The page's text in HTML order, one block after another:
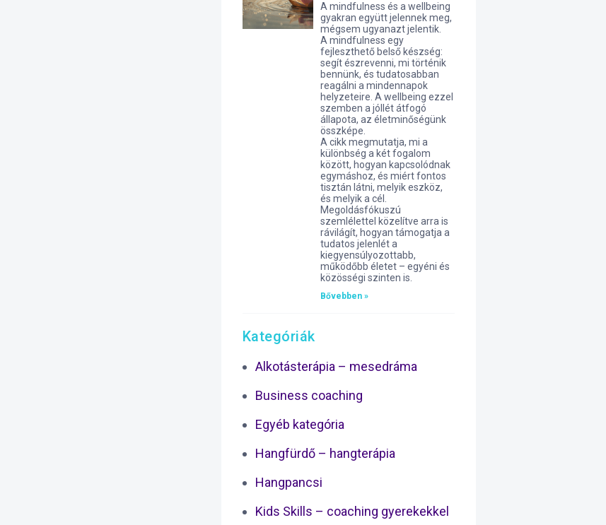
A mindfulness és a wellbeing
gyakran együtt jelennek meg,
mégsem ugyanazt jelentik.
A mindfulness egy
fejleszthető belső készség:
segít észrevenni, mi történik
bennünk, és tudatosabban
reagálni a mindennapok
helyzeteire. A wellbeing ezzel
szemben a jóllét átfogó
állapota, az életminőségünk
összképe.
A cikk megmutatja, mi a
különbség a két fogalom
között, hogyan kapcsolódnak
egymáshoz, és miért fontos
tisztán látni, melyik eszköz,
és melyik a cél.
Megoldásfókuszú
szemlélettel közelítve arra is
rávilágít, hogyan támogatja a
tudatos jelenlét a
kiegyensúlyozottabb,
működőbb életet – egyéni és
közösségi szinten is.
Bővebben »
Kategóriák
Alkotásterápia – mesedráma
Business coaching
Egyéb kategória
Hangfürdő – hangterápia
Hangpancsi
Kids Skills – coaching gyerekekkel